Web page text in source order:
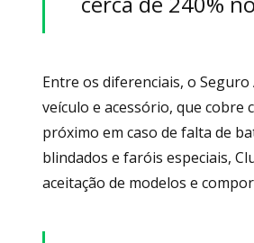
Entre os diferenciais, o
veículo e acessório, que
próximo em caso de falta de
blindados e faróis especiais,
aceitação de modelos e